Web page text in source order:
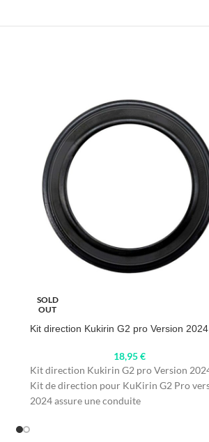
SOLD
OUT
Kit direction Kukirin G2 pro Version 2024
18,95€
Kit direction Kukirin G2 pro Version
Kit de direction pour KuKirin G2 Pro
2024 assure une conduite